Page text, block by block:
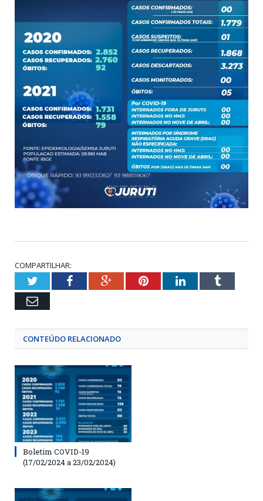
COMPARTILHAR:
TwitterFacebookGoogle+PinterestLinkedInTumblr
Email
CONTEÚDO RELACIONADO
Boletim COVID-19
(17/02/2024 a 23/02/2024)